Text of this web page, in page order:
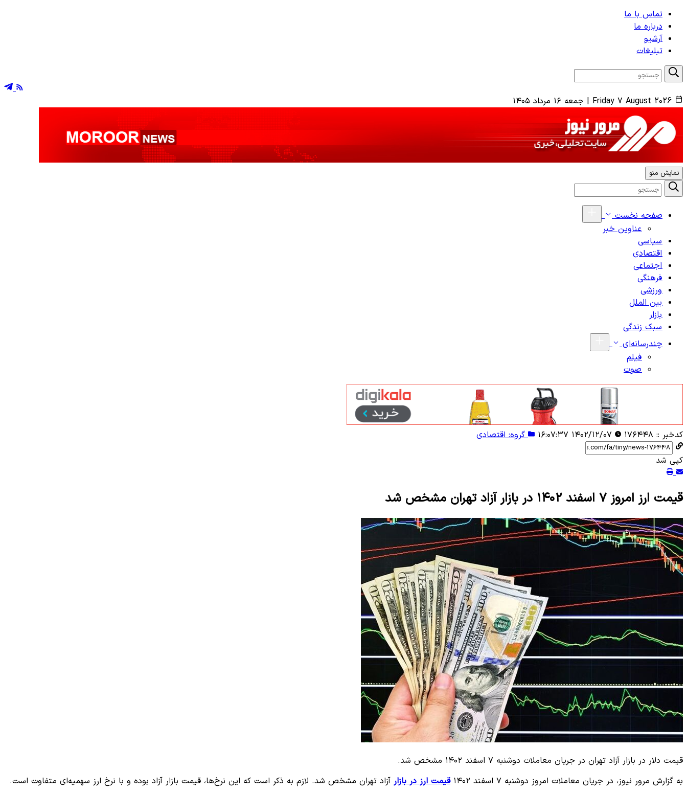
تماس با ما
درباره ما
آرشیو
تبلیغات
Friday 7 August 2026
| جمعه ۱۶ مرداد ۱۴۰۵
نمایش منو
صفحه نخست
عناوین خبر
سیاسی
اقتصادی
اجتماعی
فرهنگی
ورزشی
بین الملل
بازار
سبک زندگی
چندرسانه‌ای
فیلم
صوت
کدخبر :: ۱۷۶۴۴۸ گروه: اقتصادی
کپی شد
قیمت ارز امروز ۷ اسفند ۱۴۰۲ در بازار آزاد تهران مشخص شد
قیمت دلار در بازار آزاد تهران در جریان معاملات دوشنبه ۷ اسفند ۱۴۰۲ مشخص شد.
به گزارش مرور نیوز، در جریان معاملات امروز دوشنبه ۷ اسفند ۱۴۰۲
قیمت ارز در بازار آزاد تهران مشخص شد. لازم به ذکر است که این نرخ‌ها، قیمت بازار آزاد بوده و با نرخ ارز سهمیه‌ای متفاوت است.